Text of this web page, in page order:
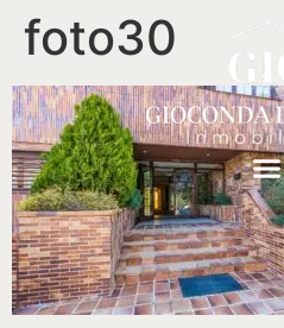
foto30